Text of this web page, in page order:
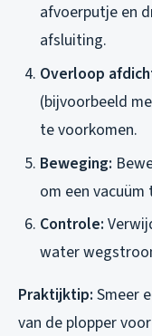
afvoerputje en
afsluiting.
Overloop
(bijvoorbeeld
te voorkomen.
Beweging:
om een vacuüm
Controle:
water
Praktijktip: Smeer
van de plopper